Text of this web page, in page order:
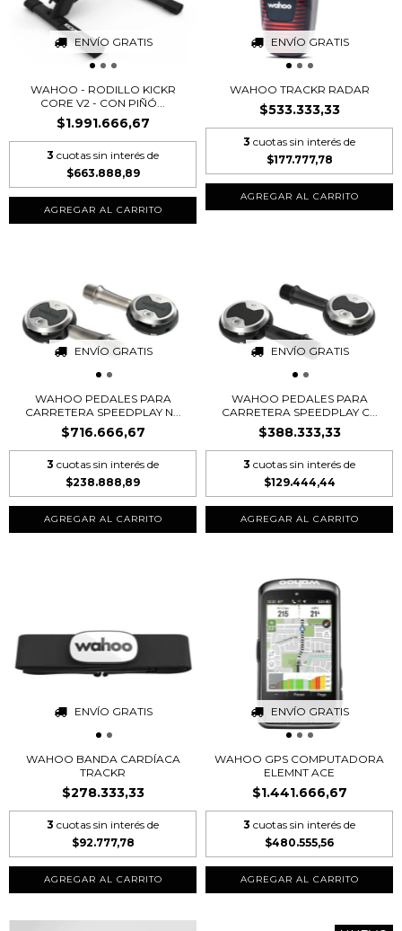
ENVÍO GRATIS
WAHOO - RODILLO KICKR
CORE V2 - CON PIÑÓ...
$1.991.666,67
3 cuotas sin interés de
$663.888,89
ENVÍO GRATIS
WAHOO TRACKR RADAR
$533.333,33
3 cuotas sin interés de
$177.777,78
ENVÍO GRATIS
WAHOO PEDALES PARA
CARRETERA SPEEDPLAY N...
$716.666,67
3 cuotas sin interés de
$238.888,89
ENVÍO GRATIS
WAHOO PEDALES PARA
CARRETERA SPEEDPLAY C...
$388.333,33
3 cuotas sin interés de
$129.444,44
ENVÍO GRATIS
WAHOO BANDA CARDÍACA
TRACKR
$278.333,33
3 cuotas sin interés de
$92.777,78
ENVÍO GRATIS
WAHOO GPS COMPUTADORA
ELEMNT ACE
$1.441.666,67
3 cuotas sin interés de
$480.555,56